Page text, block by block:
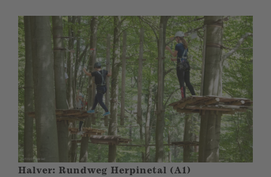
Halver: Rundweg Herpinetal (A1)